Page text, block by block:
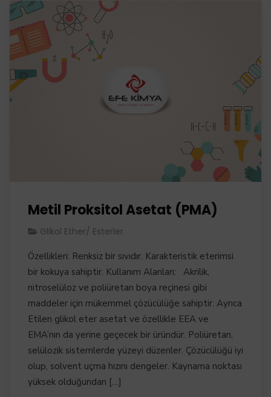
Metil Proksitol Asetat (PMA)
Glikol Ether/ Esterler
Özellikleri: Renksiz bir sıvıdır. Karakteristik eterimsi
bir kokuya sahiptir. Kullanım Alanları: Akrilik,
nitroselüloz ve poliüretan boya reçinesi gibi
maddeler için mükemmel çözücülüğe sahiptir. Ayrıca
Etilen glikol eter asetat ve özellikle EEA ve
EMA’nın da yerine geçecek bir üründür. Poliüretan,
selülozik sistemlerde yüzeyi düzenler. Çözücülüğü iyi
olup, solvent uçma hızını dengeler. Kaynama noktası
yüksek olduğundan […]